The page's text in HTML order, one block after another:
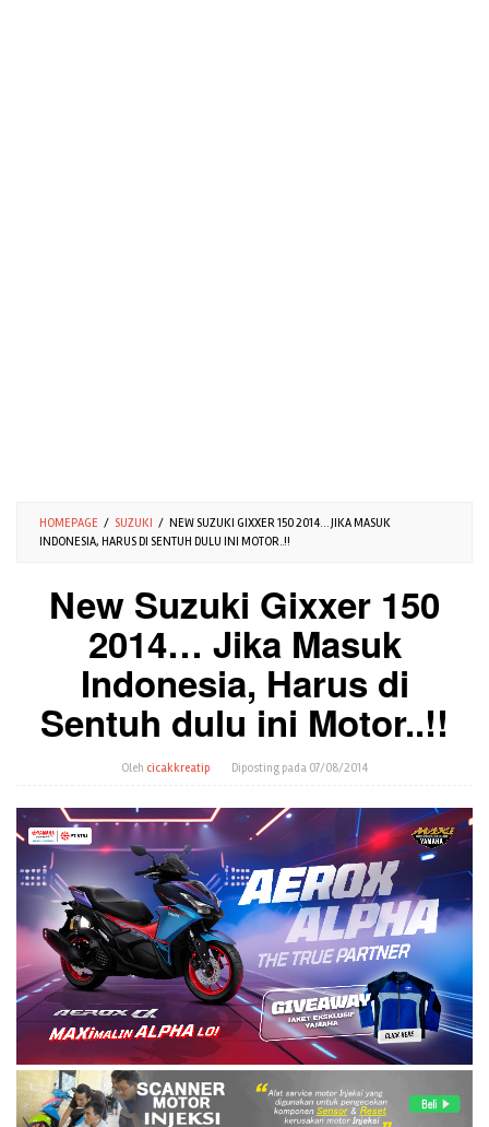
HOMEPAGE / SUZUKI / NEW SUZUKI GIXXER 150 2014… JIKA MASUK
INDONESIA, HARUS DI SENTUH DULU INI MOTOR..!!
New Suzuki Gixxer 150
2014… Jika Masuk
Indonesia, Harus di
Sentuh dulu ini Motor..!!
Oleh cicakkreatip Diposting pada 07/08/2014